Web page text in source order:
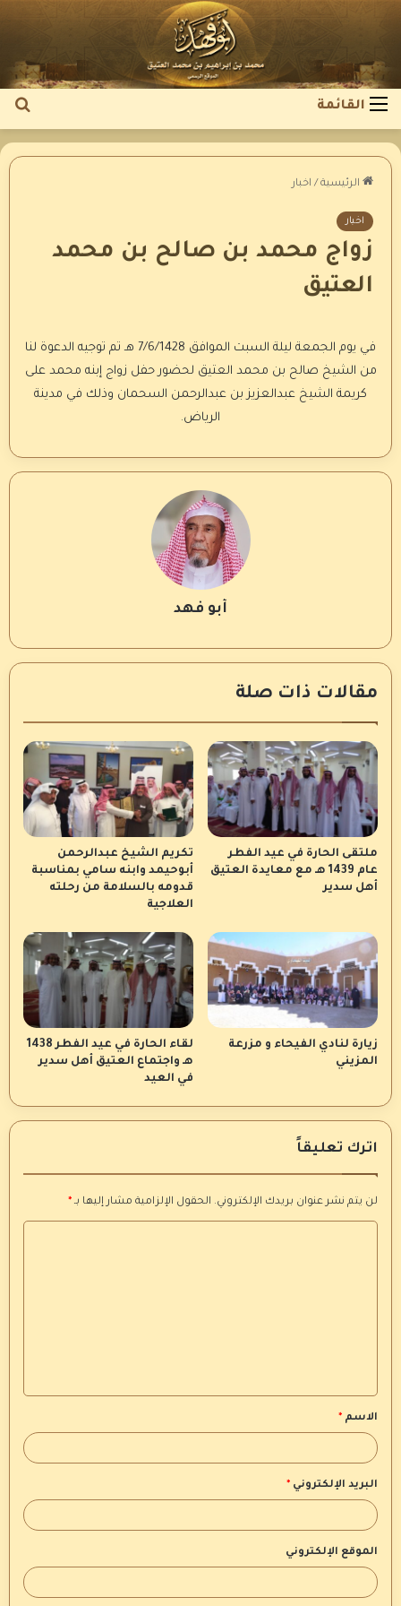
القائمة
الرئيسية / اخبار
اخبار
زواج محمد بن صالح بن محمد
العتيق
في يوم الجمعة ليلة السبت الموافق 7/6/1428 هـ تم توجيه الدعوة لنا
من الشيخ صالح بن محمد العتيق لحضور حفل زواج إبنه محمد على
كريمة الشيخ عبدالعزيز بن عبدالرحمن السحمان وذلك في مدينة
الرياض.
أبو فهد
مقالات ذات صلة
ملتقى الحارة في عيد الفطر
عام 1439 هـ مع معايدة العتيق
أهل سدير
تكريم الشيخ عبدالرحمن
أبوحيمد وابنه سامي بمناسبة
قدومه بالسلامة من رحلته
العلاجية
زيارة لنادي الفيحاء و مزرعة
المزيني
لقاء الحارة في عيد الفطر 1438
هـ واجتماع العتيق أهل سدير
في العيد
اترك تعليقاً
لن يتم نشر عنوان بريدك الإلكتروني. الحقول الإلزامية مشار إليها بـ *
ق
*الاسم *
البريد الإلكتروني *
الموقع الإلكتروني